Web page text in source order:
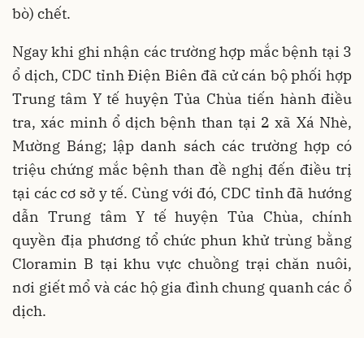
bò) chết.
Ngay khi ghi nhận các trường hợp mắc bệnh tại 3
ổ dịch, CDC tỉnh Điện Biên đã cử cán bộ phối hợp
Trung tâm Y tế huyện Tủa Chùa tiến hành điều
tra, xác minh ổ dịch bệnh than tại 2 xã Xá Nhè,
Mường Báng; lập danh sách các trường hợp có
triệu chứng mắc bệnh than đề nghị đến điều trị
tại các cơ sở y tế. Cùng với đó, CDC tỉnh đã hướng
dẫn Trung tâm Y tế huyện Tủa Chùa, chính
quyền địa phương tổ chức phun khử trùng bằng
Cloramin B tại khu vực chuồng trại chăn nuôi,
nơi giết mổ và các hộ gia đình chung quanh các ổ
dịch.